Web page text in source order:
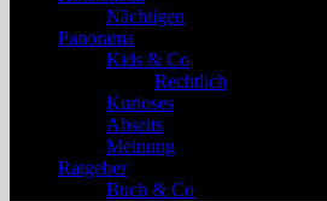
Nächtigen
Panorama
Kids & Co
Rechtlich
Kurioses
Abseits
Meinung
Ratgeber
Buch & Co